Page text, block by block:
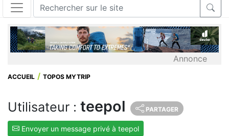
Annonce
ACCUEIL TOPOS MYTRIP
Utilisateur : teepol PARTAGER
Envoyer un message privé à teepol